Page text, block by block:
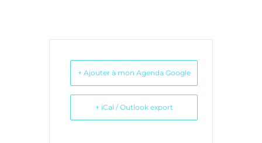
+ Ajouter à mon Agenda Google
+ iCal / Outlook export